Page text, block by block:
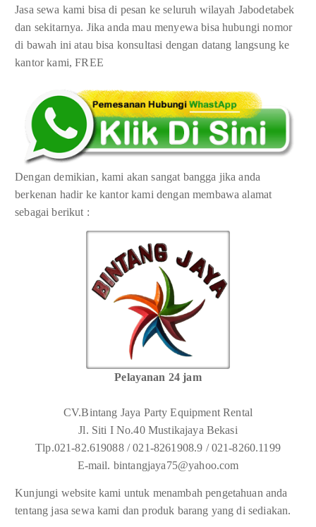
Jasa sewa kami bisa di pesan ke seluruh wilayah Jabodetabek
dan sekitarnya. Jika anda mau menyewa bisa hubungi nomor
di bawah ini atau bisa konsultasi dengan datang langsung ke
kantor kami, FREE
Dengan demikian, kami akan sangat bangga jika anda
berkenan hadir ke kantor kami dengan membawa alamat
sebagai berikut :
Pelayanan 24 jam
CV.Bintang Jaya Party Equipment Rental
Jl. Siti I No.40 Mustikajaya Bekasi
Tlp.021-82.619088 / 021-8261908.9 / 021-8260.1199
E-mail. bintangjaya75@yahoo.com
Kunjungi website kami untuk menambah pengetahuan anda
tentang jasa sewa kami dan produk barang yang di sediakan.